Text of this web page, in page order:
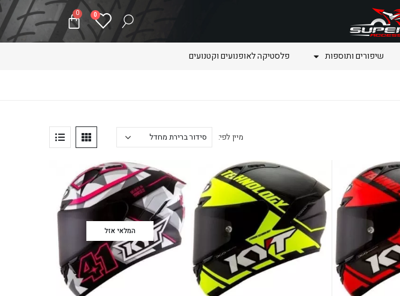
0
0
שיפורים ותוספות פלסטיקה לאופנועים וקטנועים
מיין לפי:
המלאי אזל